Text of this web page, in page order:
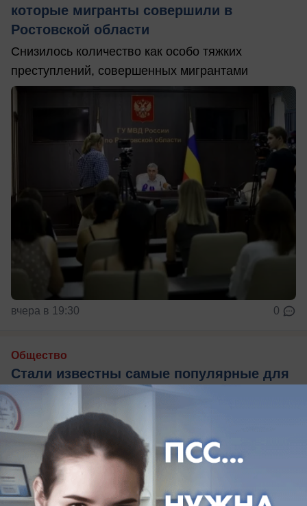
которые мигранты совершили в
Ростовской области
Снизилось количество как особо тяжких
преступлений, совершенных мигрантами
вчера в 19:30 0
Общество
Стали известны самые популярные для
мигрантов районы Ростовской области
Основную часть миграционного потока
составляют граждане Узбекистана